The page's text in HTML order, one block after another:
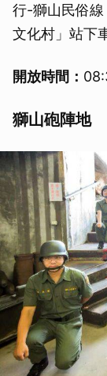
行-獅山民俗
文化村」站下
開放時間：
獅山砲陣地